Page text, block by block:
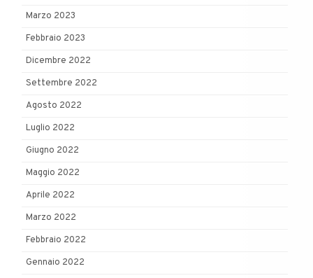
Marzo 2023
Febbraio 2023
Dicembre 2022
Settembre 2022
Agosto 2022
Luglio 2022
Giugno 2022
Maggio 2022
Aprile 2022
Marzo 2022
Febbraio 2022
Gennaio 2022